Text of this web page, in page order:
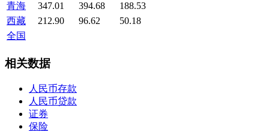
青海
347.01 394.68
188.53
西藏
212.90 96.62
50.18
全国
相关数据
人民币存款
人民币贷款
证券
保险